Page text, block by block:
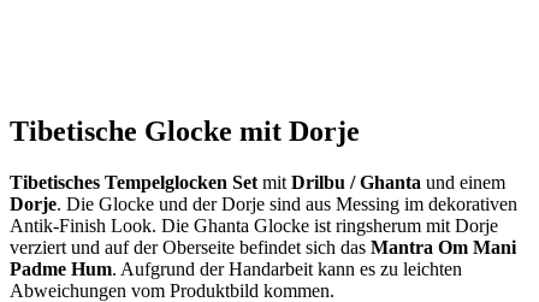
Tibetische Glocke mit Dorje
Tibetisches Tempelglocken Set mit Drilbu / Ghanta und einem
Dorje. Die Glocke und der Dorje sind aus Messing im dekorativen
Antik-Finish Look. Die Ghanta Glocke ist ringsherum mit Dorje
verziert und auf der Oberseite befindet sich das Mantra Om Mani
Padme Hum. Aufgrund der Handarbeit kann es zu leichten
Abweichungen vom Produktbild kommen.